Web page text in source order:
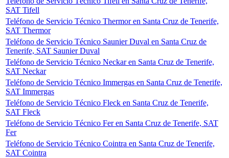
SAT Tifell
Teléfono de Servicio Técnico Thermor en Santa Cruz de Tenerife,
SAT Thermor
Teléfono de Servicio Técnico Saunier Duval en Santa Cruz de
Tenerife, SAT Saunier Duval
Teléfono de Servicio Técnico Neckar en Santa Cruz de Tenerife,
SAT Neckar
Teléfono de Servicio Técnico Immergas en Santa Cruz de Tenerife,
SAT Immergas
Teléfono de Servicio Técnico Fleck en Santa Cruz de Tenerife,
SAT Fleck
Teléfono de Servicio Técnico Fer en Santa Cruz de Tenerife, SAT
Fer
Teléfono de Servicio Técnico Cointra en Santa Cruz de Tenerife,
SAT Cointra